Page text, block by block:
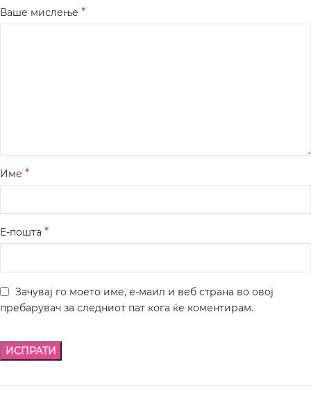
Ваше мислење *
Име *
Е-пошта *
Зачувај го моето име, е-маил и веб страна во овој
пребарувач за следниот пат кога ќе коментирам.